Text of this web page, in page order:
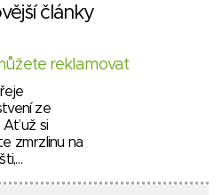
články
reklamovat
ze
Ať už si
zmrzlinu na